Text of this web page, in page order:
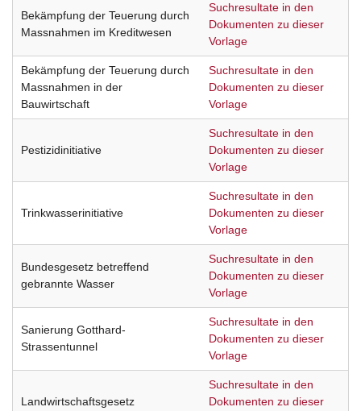
Bekämpfung der Teuerung durch
Massnahmen im Kreditwesen
Suchresultate in den
Dokumenten zu dieser
Vorlage
Bekämpfung der Teuerung durch
Massnahmen in der
Bauwirtschaft
Suchresultate in den
Dokumenten zu dieser
Vorlage
Pestizidinitiative
Suchresultate in den
Dokumenten zu dieser
Vorlage
Trinkwasserinitiative
Suchresultate in den
Dokumenten zu dieser
Vorlage
Bundesgesetz betreffend
gebrannte Wasser
Suchresultate in den
Dokumenten zu dieser
Vorlage
Sanierung Gotthard-
Strassentunnel
Suchresultate in den
Dokumenten zu dieser
Vorlage
Landwirtschaftsgesetz
Suchresultate in den
Dokumenten zu dieser